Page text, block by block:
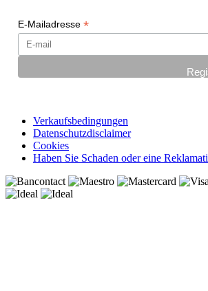
E-Mailadresse *
Verkaufsbedingungen
Datenschutzdisclaimer
Cookies
Haben Sie Schaden oder eine